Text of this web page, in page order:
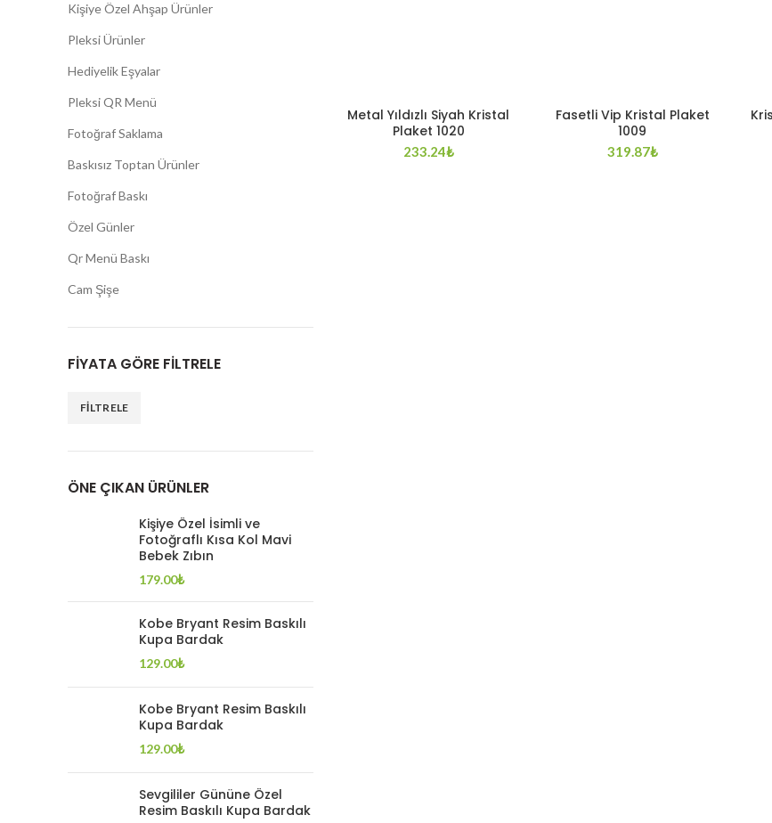
Metal Yıldızlı Siyah Kristal
Plaket 1020
233.24₺
Fasetli Vip Kristal Plaket
1009
319.87₺
Kişiye Özel Ahşap Ürünler
Pleksi Ürünler
Hediyelik Eşyalar
Pleksi QR Menü
Fotoğraf Saklama
Baskısız Toptan Ürünler
Fotoğraf Baskı
Özel Günler
Qr Menü Baskı
Cam Şişe
FIYATA GÖRE FILTRELE
FILTRELE
ÖNE ÇIKAN ÜRÜNLER
Kişiye Özel İsimli ve
Fotoğraflı Kısa Kol Mavi
Bebek Zıbın
179.00₺
Kobe Bryant Resim Baskılı
Kupa Bardak
129.00₺
Kobe Bryant Resim Baskılı
Kupa Bardak
129.00₺
Sevgililer Gününe Özel
Resim Baskılı Kupa Bardak